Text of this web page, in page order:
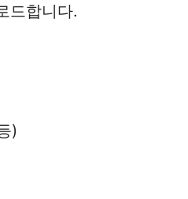
드합니다.
)